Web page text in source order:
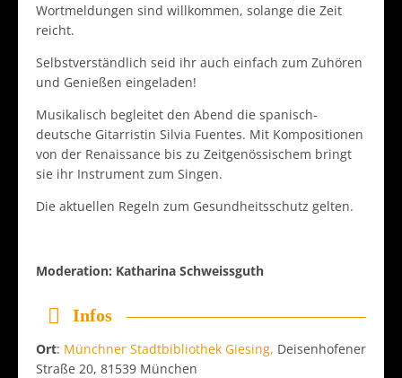
Wortmeldungen sind willkommen, solange die Zeit
reicht.
Selbstverständlich seid ihr auch einfach zum Zuhören
und Genießen eingeladen!
Musikalisch begleitet den Abend die spanisch-
deutsche Gitarristin Silvia Fuentes. Mit Kompositionen
von der Renaissance bis zu Zeitgenössischem bringt
sie ihr Instrument zum Singen.
Die aktuellen Regeln zum Gesundheitsschutz gelten.
Moderation: Katharina Schweissguth
Infos
Ort: Münchner Stadtbibliothek Giesing, Deisenhofener
Straße 20, 81539 München